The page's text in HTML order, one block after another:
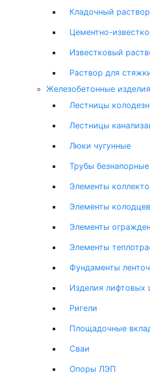
Кладочный раствор
Цементно-
Известковый
Раствор для
Железобетонные изделия
Лестницы
Лестницы
Люки чугунные
Трубы безнапорные
Элементы
Элементы колодцев
Элементы
Элементы
Фундаменты
Изделия лифтовых
Ригели
Площадочные
Сваи
Опоры ЛЭП